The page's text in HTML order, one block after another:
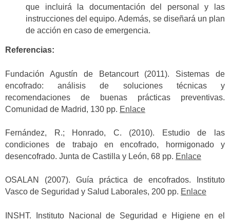
que incluirá la documentación del personal y las
instrucciones del equipo. Además, se diseñará un plan
de acción en caso de emergencia.
Referencias:
Fundación Agustín de Betancourt (2011). Sistemas de
encofrado: análisis de soluciones técnicas y
recomendaciones de buenas prácticas preventivas.
Comunidad de Madrid, 130 pp. Enlace
Fernández, R.; Honrado, C. (2010). Estudio de las
condiciones de trabajo en encofrado, hormigonado y
desencofrado. Junta de Castilla y León, 68 pp. Enlace
OSALAN (2007). Guía práctica de encofrados. Instituto
Vasco de Seguridad y Salud Laborales, 200 pp. Enlace
INSHT. Instituto Nacional de Seguridad e Higiene en el